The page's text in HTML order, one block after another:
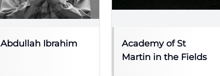
Abdullah Ibrahim
Academy of St
Martin in the Fields